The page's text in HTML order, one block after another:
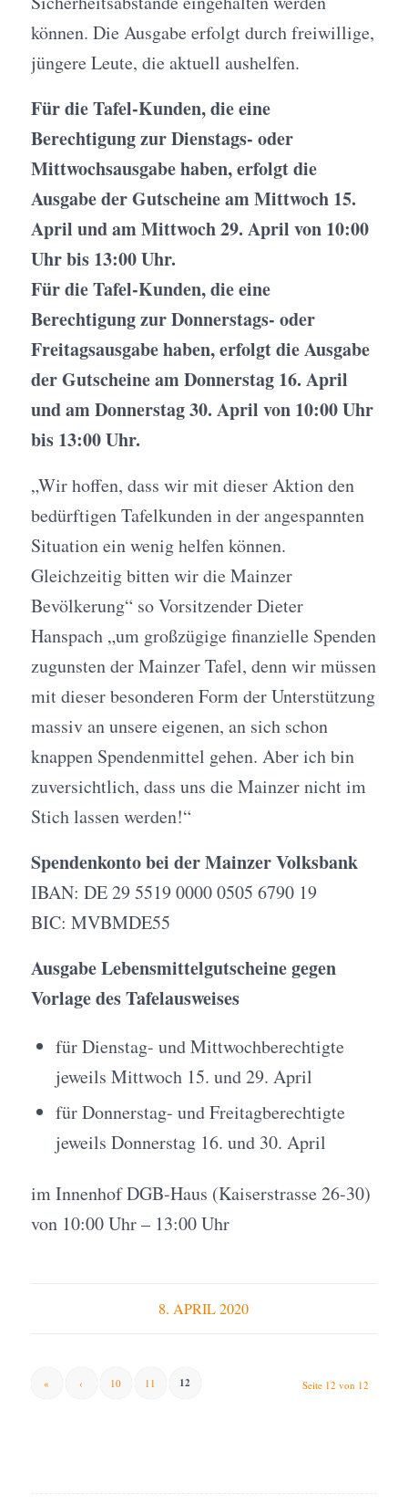
können. Die Ausgabe erfolgt durch freiwillige,
jüngere Leute, die aktuell aushelfen.
Für die Tafel-Kunden, die eine
Berechtigung zur Dienstags- oder
Mittwochsausgabe haben, erfolgt die
Ausgabe der Gutscheine am Mittwoch 15.
April und am Mittwoch 29. April von 10:00
Uhr bis 13:00 Uhr.
Für die Tafel-Kunden, die eine
Berechtigung zur Donnerstags- oder
Freitagsausgabe haben, erfolgt die Ausgabe
der Gutscheine am Donnerstag 16. April
und am Donnerstag 30. April von 10:00 Uhr
bis 13:00 Uhr.
„Wir hoffen, dass wir mit dieser Aktion den
bedürftigen Tafelkunden in der angespannten
Situation ein wenig helfen können.
Gleichzeitig bitten wir die Mainzer
Bevölkerung“ so Vorsitzender Dieter
Hanspach „um großzügige finanzielle Spenden
zugunsten der Mainzer Tafel, denn wir müssen
mit dieser besonderen Form der Unterstützung
massiv an unsere eigenen, an sich schon
knappen Spendenmittel gehen. Aber ich bin
zuversichtlich, dass uns die Mainzer nicht im
Stich lassen werden!“
Spendenkonto bei der Mainzer Volksbank
IBAN: DE 29 5519 0000 0505 6790 19
BIC: MVBMDE55
Ausgabe Lebensmittelgutscheine gegen
Vorlage des Tafelausweises
für Dienstag- und Mittwochberechtigte
jeweils Mittwoch 15. und 29. April
für Donnerstag- und Freitagberechtigte
jeweils Donnerstag 16. und 30. April
im Innenhof DGB-Haus (Kaiserstrasse 26-30)
von 10:00 Uhr – 13:00 Uhr
8. APRIL 2020
Seite 12 von 12
« ‹ 10 11 12